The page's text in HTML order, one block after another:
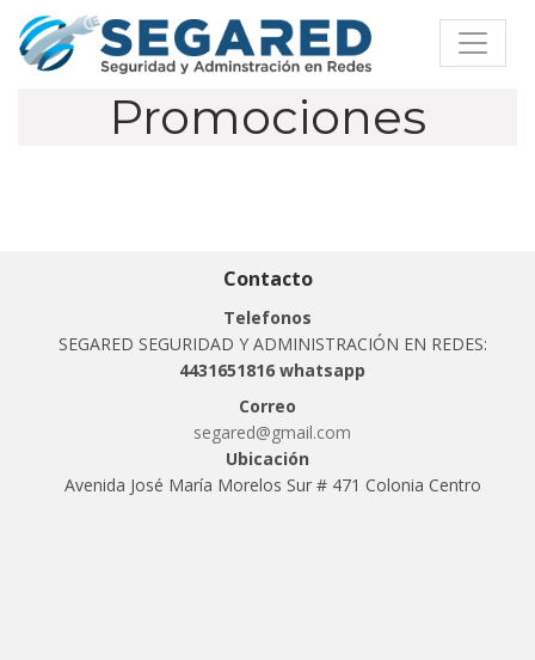
Promociones
Contacto
Telefonos
SEGARED SEGURIDAD Y ADMINISTRACIÓN EN REDES:
4431651816 whatsapp
Correo
segared@gmail.com
Ubicación
Avenida José María Morelos Sur # 471 Colonia Centro